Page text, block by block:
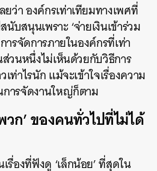
ยว่า องค์กรเท่าเทียมทางเพศที่
สนุนเพราะ ‘จ่ายเงินเข้าร่วม
รจัดการภายในองค์กรที่เท่า
วนหนึ่งไม่เห็นด้วยกับวิธีการ
ท่าไรนัก แม้จะเข้าใจเรื่องความ
การจัดงานใหญ่ก็ตาม
วก’ ของคนทั่วไปที่ไม่ได้
รื่องที่ฟังดู ‘เล็กน้อย’ ที่สุดใน